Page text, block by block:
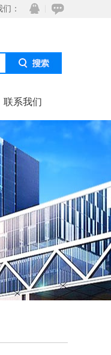
：
在线
QQ
联系我们